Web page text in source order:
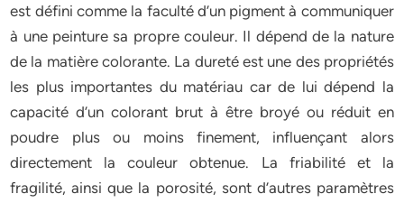
est défini comme la faculté d’un pigment à communiquer
à une peinture sa propre couleur. Il dépend de la nature
de la matière colorante. La dureté est une des propriétés
les plus importantes du matériau car de lui dépend la
capacité d’un colorant brut à être broyé ou réduit en
poudre plus ou moins finement, influençant alors
directement la couleur obtenue. La friabilité et la
fragilité, ainsi que la porosité, sont d’autres paramètres